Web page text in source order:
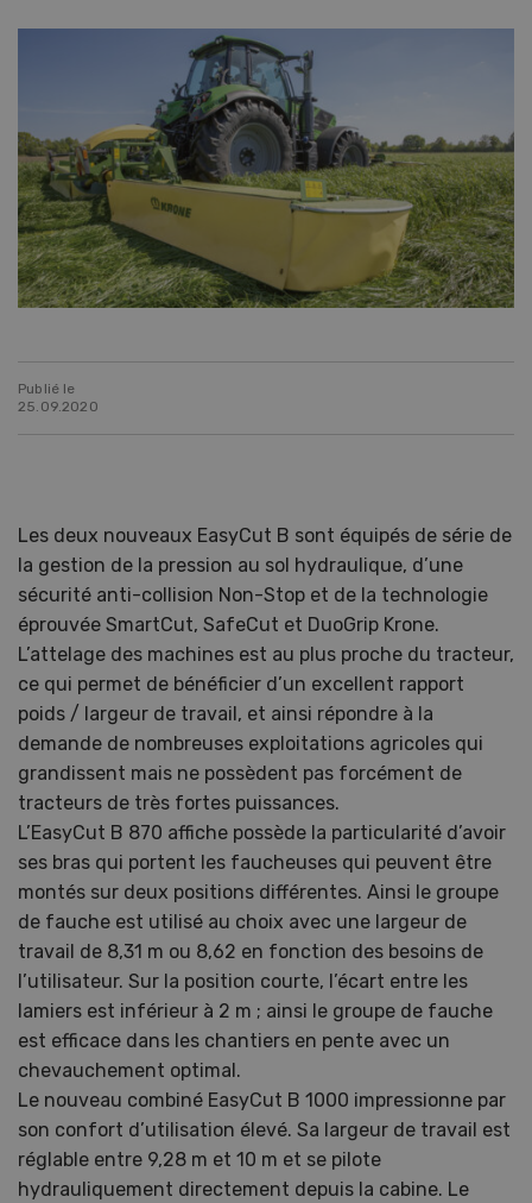
Publié le
25.09.2020
Les deux nouveaux EasyCut B sont équipés de série de
la gestion de la pression au sol hydraulique, d’une
sécurité anti-collision Non-Stop et de la technologie
éprouvée SmartCut, SafeCut et DuoGrip Krone.
L’attelage des machines est au plus proche du tracteur,
ce qui permet de bénéficier d’un excellent rapport
poids / largeur de travail, et ainsi répondre à la
demande de nombreuses exploitations agricoles qui
grandissent mais ne possèdent pas forcément de
tracteurs de très fortes puissances.
L’EasyCut B 870 affiche possède la particularité d’avoir
ses bras qui portent les faucheuses qui peuvent être
montés sur deux positions différentes. Ainsi le groupe
de fauche est utilisé au choix avec une largeur de
travail de 8,31 m ou 8,62 en fonction des besoins de
l’utilisateur. Sur la position courte, l’écart entre les
lamiers est inférieur à 2 m ; ainsi le groupe de fauche
est efficace dans les chantiers en pente avec un
chevauchement optimal.
Le nouveau combiné EasyCut B 1000 impressionne par
son confort d’utilisation élevé. Sa largeur de travail est
réglable entre 9,28 m et 10 m et se pilote
hydrauliquement directement depuis la cabine. Le